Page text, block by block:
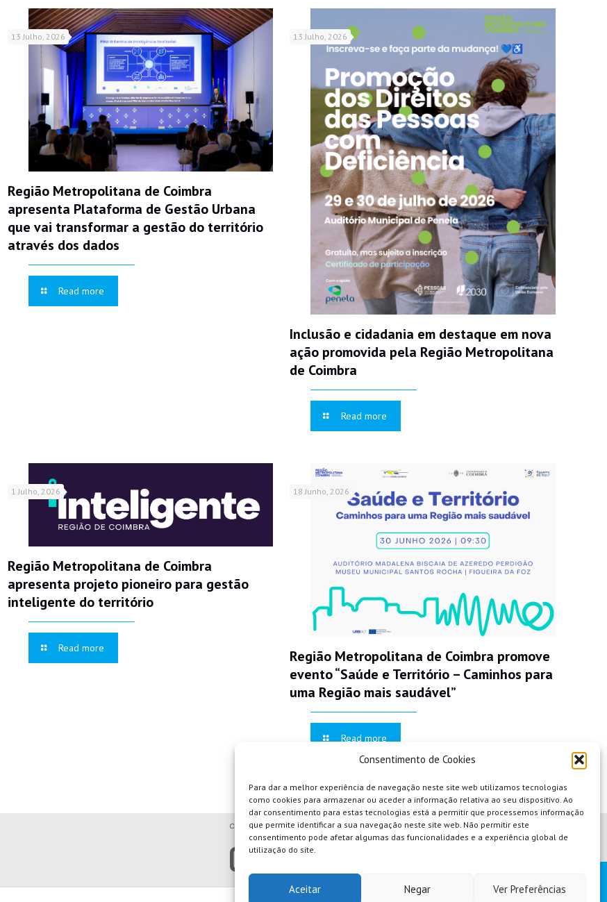
Consentimento de Cookies
Para dar a melhor experiência de navegação neste site web utilizamos tecnologias
como cookies para armazenar ou aceder a informação relativa ao seu dispositivo. Ao
dar consentimento para estas tecnologias está a permitir que processemos informação
que permite identificar a sua navegação neste site web. Não permitir este
consentimento pode afetar algumas das funcionalidades e a experiência global de
utilização do site.
Aceitar Negar Ver Preferências
13 Julho, 2026
Região Metropolitana de Coimbra
apresenta Plataforma de Gestão Urbana
que vai transformar a gestão do território
através dos dados
Read more
13 Julho, 2026
Inclusão e cidadania em destaque em nova
ação promovida pela Região Metropolitana
de Coimbra
Read more
1 Julho, 2026
Região Metropolitana de Coimbra
apresenta projeto pioneiro para gestão
inteligente do território
Read more
18 Junho, 2026
Região Metropolitana de Coimbra promove
evento “Saúde e Território – Caminhos para
uma Região mais saudável”
Read more